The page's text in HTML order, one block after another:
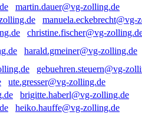
martin.dauer@vg-zolling.de
manuela.eckebrecht@vg-
christine.fischer@vg-
harald.gmeiner@vg-zolling.de
gebuehren.steuern@vg-
ute.gresser@vg-zolling.de
brigitte.haberl@vg-zolling.de
heiko.hauffe@vg-zolling.de